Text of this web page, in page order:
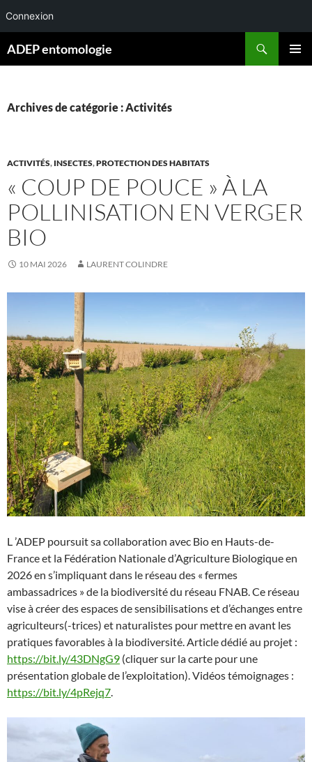
Connexion
auADEP entomologie
Archives de catégorie : Activités
ACTIVITÉS, INSECTES,PROTECTION DES HABITATS
« COUP DE POUCE » À LA
POLLINISATION EN VERGER
BIO
10 MAI 2026 LAURENT COLINDRE
L ’ADEP poursuit sa collaboration avec Bio en Hauts-de-
France et la Fédération Nationale d’Agriculture Biologique en
2026 en s’impliquant dans le réseau des « fermes
ambassadrices » de la biodiversité du réseau FNAB. Ce réseau
vise à créer des espaces de sensibilisations et d’échanges entre
agriculteurs(-trices) et naturalistes pour mettre en avant les
pratiques favorables à la biodiversité. Article dédié au projet :
https://bit.ly/43DNgG9 (cliquer sur la carte pour une
présentation globale de l’exploitation). Vidéos témoignages :
https://bit.ly/4pRejq7.